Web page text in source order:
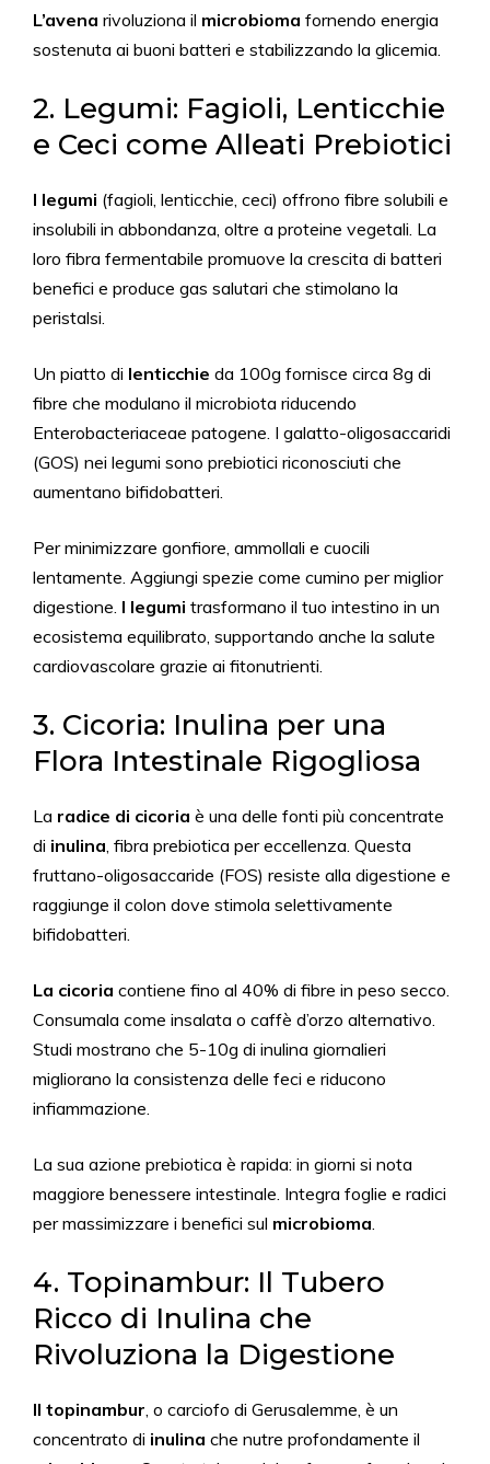
L’avena rivoluziona il microbioma fornendo energia
sostenuta ai buoni batteri e stabilizzando la glicemia.
2. Legumi: Fagioli, Lenticchie
e Ceci come Alleati Prebiotici
I legumi (fagioli, lenticchie, ceci) offrono fibre solubili e
insolubili in abbondanza, oltre a proteine vegetali. La
loro fibra fermentabile promuove la crescita di batteri
benefici e produce gas salutari che stimolano la
peristalsi.
Un piatto di lenticchie da 100g fornisce circa 8g di
fibre che modulano il microbiota riducendo
Enterobacteriaceae patogene. I galatto-oligosaccaridi
(GOS) nei legumi sono prebiotici riconosciuti che
aumentano bifidobatteri.
Per minimizzare gonfiore, ammollali e cuocili
lentamente. Aggiungi spezie come cumino per miglior
digestione. I legumi trasformano il tuo intestino in un
ecosistema equilibrato, supportando anche la salute
cardiovascolare grazie ai fitonutrienti.
3. Cicoria: Inulina per una
Flora Intestinale Rigogliosa
La radice di cicoria è una delle fonti più concentrate
di inulina, fibra prebiotica per eccellenza. Questa
fruttano-oligosaccaride (FOS) resiste alla digestione e
raggiunge il colon dove stimola selettivamente
bifidobatteri.
La cicoria contiene fino al 40% di fibre in peso secco.
Consumala come insalata o caffè d’orzo alternativo.
Studi mostrano che 5-10g di inulina giornalieri
migliorano la consistenza delle feci e riducono
infiammazione.
La sua azione prebiotica è rapida: in giorni si nota
maggiore benessere intestinale. Integra foglie e radici
per massimizzare i benefici sul microbioma.
4. Topinambur: Il Tubero
Ricco di Inulina che
Rivoluziona la Digestione
Il topinambur, o carciofo di Gerusalemme, è un
concentrato di inulina che nutre profondamente il